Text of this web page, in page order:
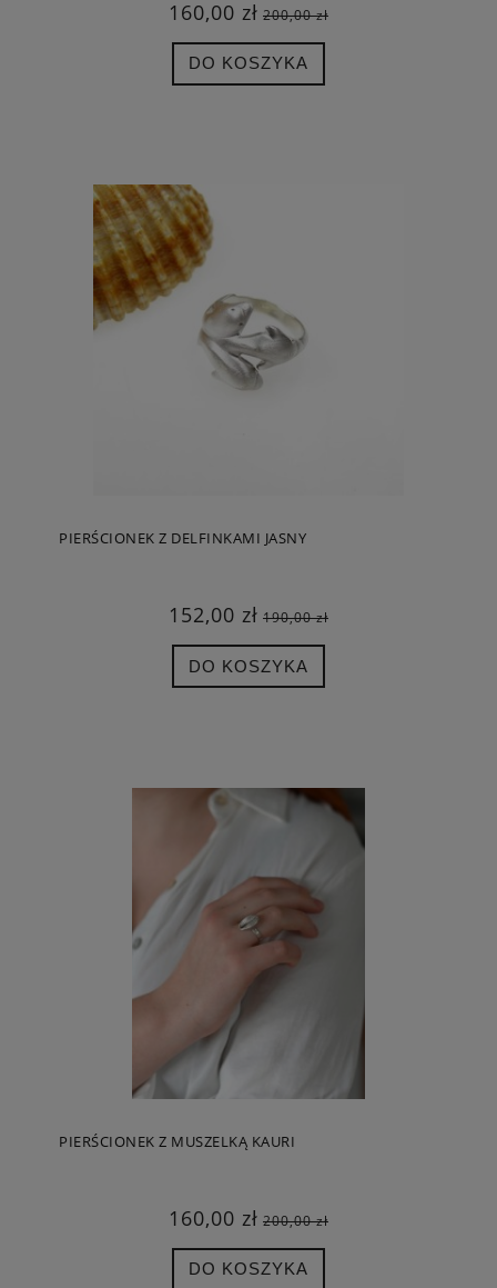
160,00 zł 200,00 zł
DO KOSZYKA
PIERŚCIONEK Z DELFINKAMI JASNY
152,00 zł 190,00 zł
DO KOSZYKA
PIERŚCIONEK Z MUSZELKĄ KAURI
160,00 zł 200,00 zł
DO KOSZYKA